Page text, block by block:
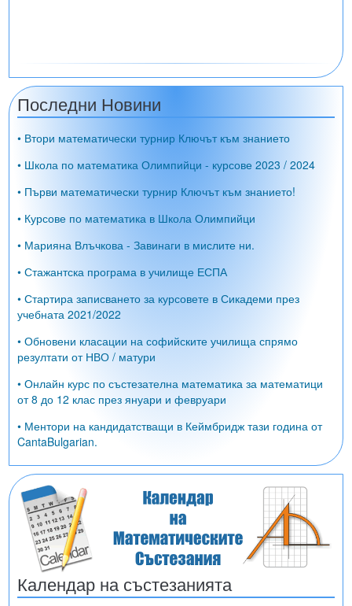
Последни Новини
• Втори математически турнир Ключът към знанието
• Школа по математика Олимпийци - курсове 2023 / 2024
• Първи математически турнир Ключът към знанието!
• Курсове по математика в Школа Олимпийци
• Марияна Влъчкова - Завинаги в мислите ни.
• Стажантска програма в училище ЕСПА
• Стартира записването за курсовете в Сикадеми през
учебната 2021/2022
• Обновени класации на софийските училища спрямо
резултати от НВО / матури
• Онлайн курс по състезателна математика за математици
от 8 до 12 клас през януари и февруари
• Ментори на кандидатстващи в Кеймбридж тази година от
CantaBulgarian.
Календар на състезанията